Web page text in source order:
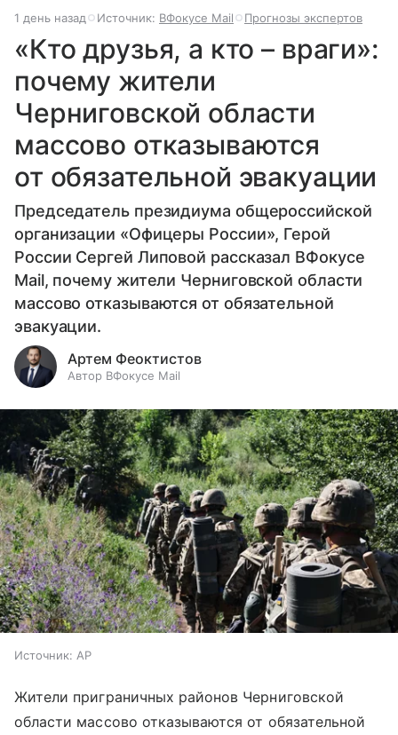
1 день назад Источник: ВФокусе Mail Прогнозы экспертов
«Кто друзья, а кто – враги»:
почему жители
Черниговской области
массово отказываются
от обязательной эвакуации
Председатель президиума общероссийской
организации «Офицеры России», Герой
России Сергей Липовой рассказал ВФокусе
Mail, почему жители Черниговской области
массово отказываются от обязательной
эвакуации.
Артем Феоктистов
Автор ВФокусе Mail
Источник: AP
Жители приграничных районов Черниговской
области массово отказываются от обязательной